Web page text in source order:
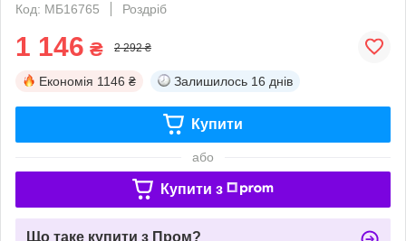
Код: МБ16765
Роздріб
1 146 ₴ 2 292 ₴
Економія 1146 ₴ Залишилось 16 днів
Купити
або
Купити з
Що таке купити з Пром?